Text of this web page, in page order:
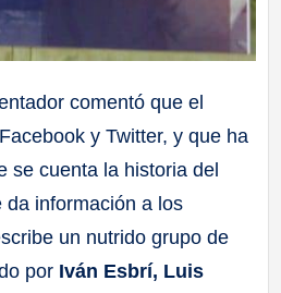
comentó que el
y Twitter, y que ha
se cuenta la historia del
información a los
un nutrido grupo de
por Iván Esbrí, Luis